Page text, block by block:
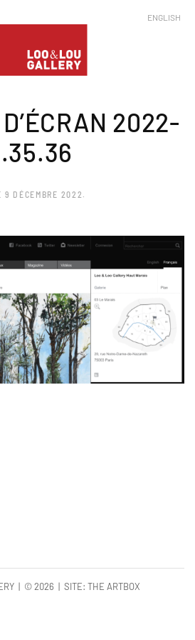
ENGLISH
2022-
9 DÉCEMBRE 2022 .
| ©2026 | SITE: THE ARTBOX